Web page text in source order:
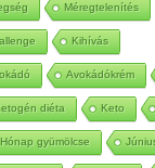
diéta Pajzsmirigy
Méregtelenítés
Kihívás
Avokádókrém
diéta Keto